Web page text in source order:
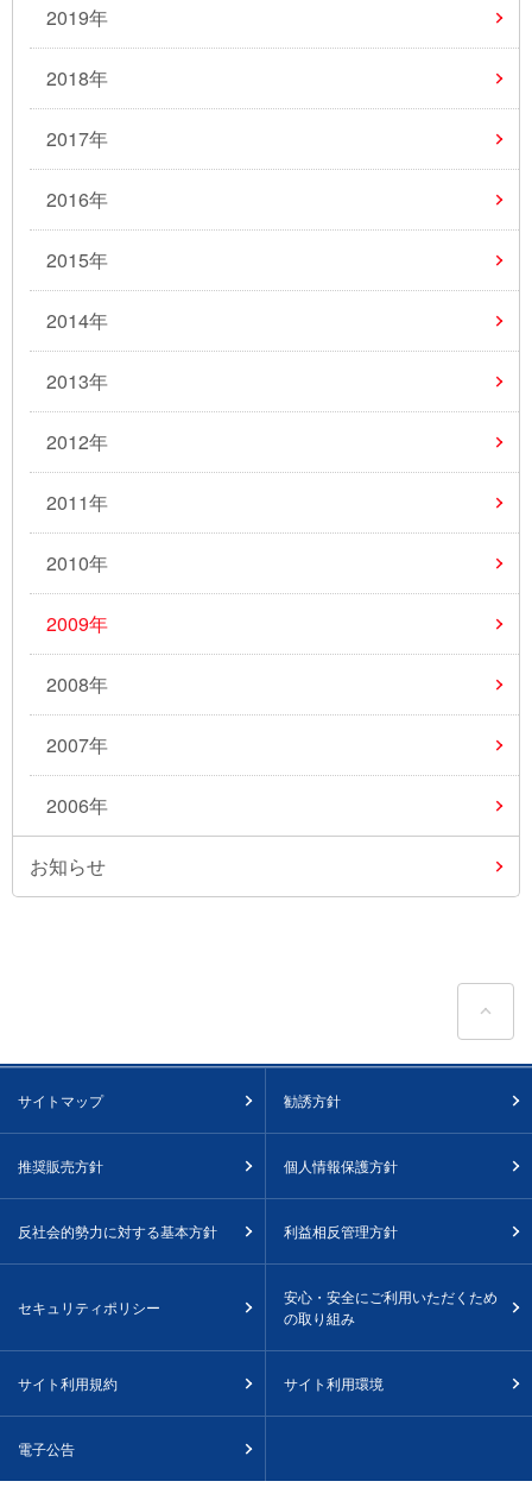
2019年
2018年
2017年
2016年
2015年
2014年
2013年
2012年
2011年
2010年
2009年
2008年
2007年
2006年
お知らせ
ペ
サイトマップ 勧誘方針
推奨販売方針 個人情報保護方針
反社会的勢力に対する基本方針 利益相反管理方針
セキュリティポリシー
安心・安全にご利用いただくため
の取り組み
サイト利用規約 サイト利用環境
電子公告